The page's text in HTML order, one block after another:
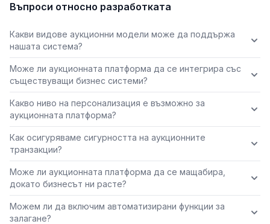
Въпроси относно разработката
Какви видове аукционни модели може да поддържа
нашата система?
Може ли аукционната платформа да се интегрира със
съществуващи бизнес системи?
Какво ниво на персонализация е възможно за
аукционната платформа?
Как осигуряваме сигурността на аукционните
транзакции?
Може ли аукционната платформа да се мащабира,
докато бизнесът ни расте?
Можем ли да включим автоматизирани функции за
залагане?